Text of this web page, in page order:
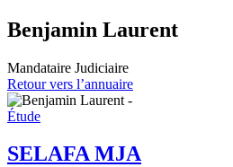
Benjamin Laurent
Mandataire Judiciaire
Retour vers l’annuaire
Étude
SELAFA MJA